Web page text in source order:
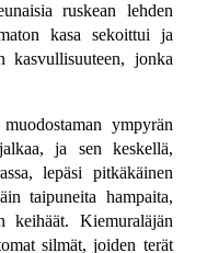
ruskean lehden
kasa sekoittui ja
kasvullisuuteen, jonka
ympyrän
ja sen keskellä,
lepäsi pitkäkäinen
taipuneita hampaita,
Kiemuraläjän
silmät, joiden terät